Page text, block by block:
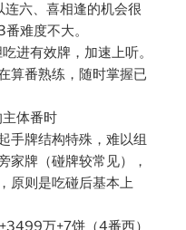
六、喜相逢的机会很
难度不大。
进有效牌，加速上听。
算番熟练，随时掌握已
主体番时
手牌结构特殊，难以组
家牌（碰牌较常见），
原则是吃碰后基本上
万+7饼（4番西）